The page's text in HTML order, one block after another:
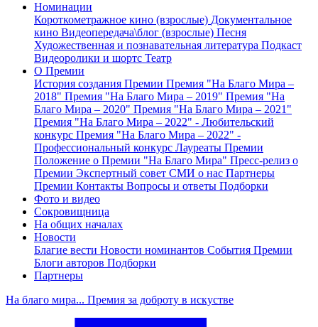
Номинации
Короткометражное кино (взрослые) Документальное
кино Видеопередача\блог (взрослые) Песня
Художественная и познавательная литература Подкаст
Видеоролики и шортс Театр
О Премии
История создания Премии Премия "На Благо Мира –
2018" Премия "На Благо Мира – 2019" Премия "На
Благо Мира – 2020" Премия "На Благо Мира – 2021"
Премия "На Благо Мира – 2022" - Любительский
конкурс Премия "На Благо Мира – 2022" -
Профессиональный конкурс Лауреаты Премии
Положение о Премии "На Благо Мира" Пресс-релиз о
Премии Экспертный совет СМИ о нас Партнеры
Премии Контакты Вопросы и ответы Подборки
Фото и видео
Сокровищница
На общих началах
Новости
Благие вести Новости номинантов События Премии
Блоги авторов Подборки
Партнеры
На благо мира... Премия за доброту в искустве